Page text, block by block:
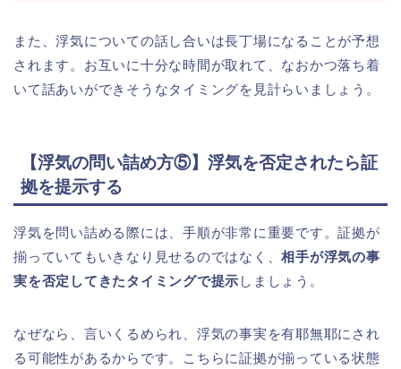
また、浮気についての話し合いは長丁場になることが予想
されます。お互いに十分な時間が取れて、なおかつ落ち着
いて話あいができそうなタイミングを見計らいましょう。
【浮気の問い詰め方⑤】浮気を否定されたら証
拠を提示する
浮気を問い詰める際には、手順が非常に重要です。証拠が
揃っていてもいきなり見せるのではなく、相手が浮気の事
実を否定してきたタイミングで提示 しましょう。
なぜなら、言いくるめられ、浮気の事実を有耶無耶にされ
る可能性があるからです。こちらに証拠が揃っている状態